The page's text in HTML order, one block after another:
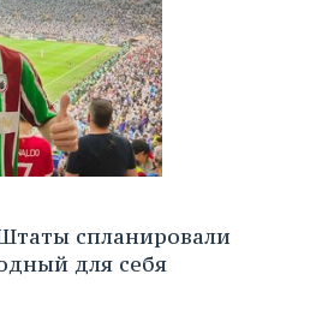
спланировали
для себя